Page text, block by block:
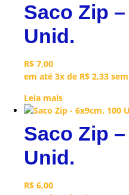
Saco Zip
Unid.
R$ 7,00
em até 3x de R$ 2,33
Leia mais
Saco Zip
Unid.
R$ 6,00